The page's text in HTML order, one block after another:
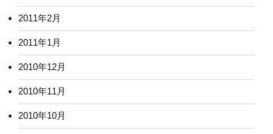
2011年2月
2011年1月
2010年12月
2010年11月
2010年10月